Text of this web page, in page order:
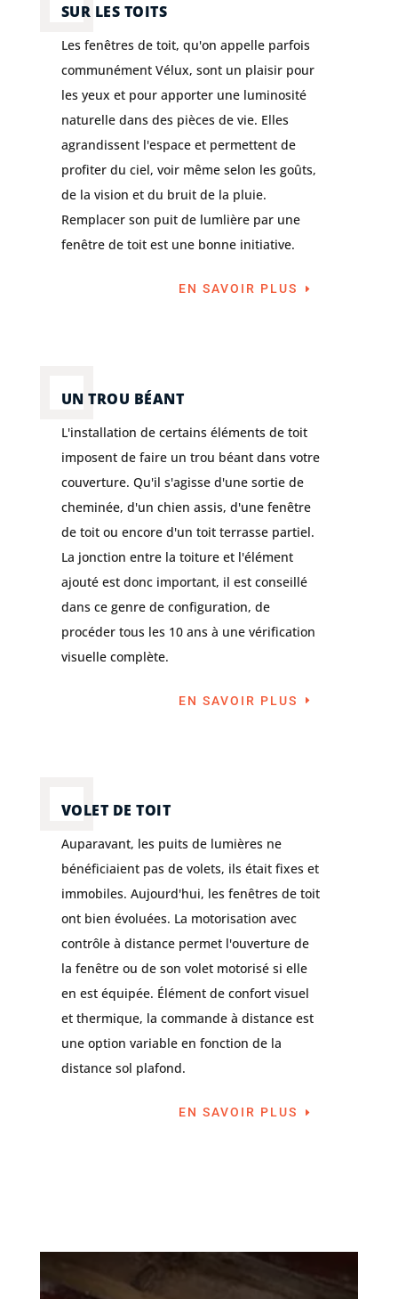
SUR LES TOITS
Les fenêtres de toit, qu'on appelle parfois
communément Vélux, sont un plaisir pour
les yeux et pour apporter une luminosité
naturelle dans des pièces de vie. Elles
agrandissent l'espace et permettent de
profiter du ciel, voir même selon les goûts,
de la vision et du bruit de la pluie.
Remplacer son puit de lumlière par une
fenêtre de toit est une bonne initiative.
EN SAVOIR PLUS
UN TROU BÉANT
L'installation de certains éléments de toit
imposent de faire un trou béant dans votre
couverture. Qu'il s'agisse d'une sortie de
cheminée, d'un chien assis, d'une fenêtre
de toit ou encore d'un toit terrasse partiel.
La jonction entre la toiture et l'élément
ajouté est donc important, il est conseillé
dans ce genre de configuration, de
procéder tous les 10 ans à une vérification
visuelle complète.
EN SAVOIR PLUS
VOLET DE TOIT
Auparavant, les puits de lumières ne
bénéficiaient pas de volets, ils était fixes et
immobiles. Aujourd'hui, les fenêtres de toit
ont bien évoluées. La motorisation avec
contrôle à distance permet l'ouverture de
la fenêtre ou de son volet motorisé si elle
en est équipée. Élément de confort visuel
et thermique, la commande à distance est
une option variable en fonction de la
distance sol plafond.
EN SAVOIR PLUS